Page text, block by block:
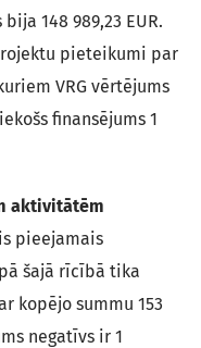
148 989,23 EUR.
pieteikumi par
VRG vērtējums
finansējums 1
aktivitātēm
pieejamais
šajā rīcībā tika
kopējo summu 153
negatīvs ir 1